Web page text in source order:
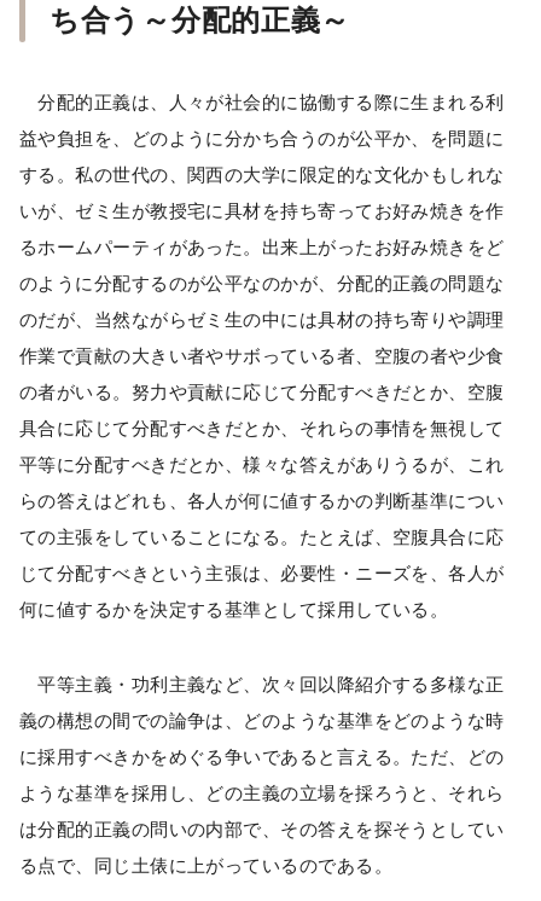
ち合う～分配的正義～
分配的正義は、人々が社会的に協働する際に生まれる利
益や負担を、どのように分かち合うのが公平か、を問題に
する。私の世代の、関西の大学に限定的な文化かもしれな
いが、ゼミ生が教授宅に具材を持ち寄ってお好み焼きを作
るホームパーティがあった。出来上がったお好み焼きをど
のように分配するのが公平なのかが、分配的正義の問題な
のだが、当然ながらゼミ生の中には具材の持ち寄りや調理
作業で貢献の大きい者やサボっている者、空腹の者や少食
の者がいる。努力や貢献に応じて分配すべきだとか、空腹
具合に応じて分配すべきだとか、それらの事情を無視して
平等に分配すべきだとか、様々な答えがありうるが、これ
らの答えはどれも、各人が何に値するかの判断基準につい
ての主張をしていることになる。たとえば、空腹具合に応
じて分配すべきという主張は、必要性・ニーズを、各人が
何に値するかを決定する基準として採用している。
平等主義・功利主義など、次々回以降紹介する多様な正
義の構想の間での論争は、どのような基準をどのような時
に採用すべきかをめぐる争いであると言える。ただ、どの
ような基準を採用し、どの主義の立場を採ろうと、それら
は分配的正義の問いの内部で、その答えを探そうとしてい
る点で、同じ土俵に上がっているのである。